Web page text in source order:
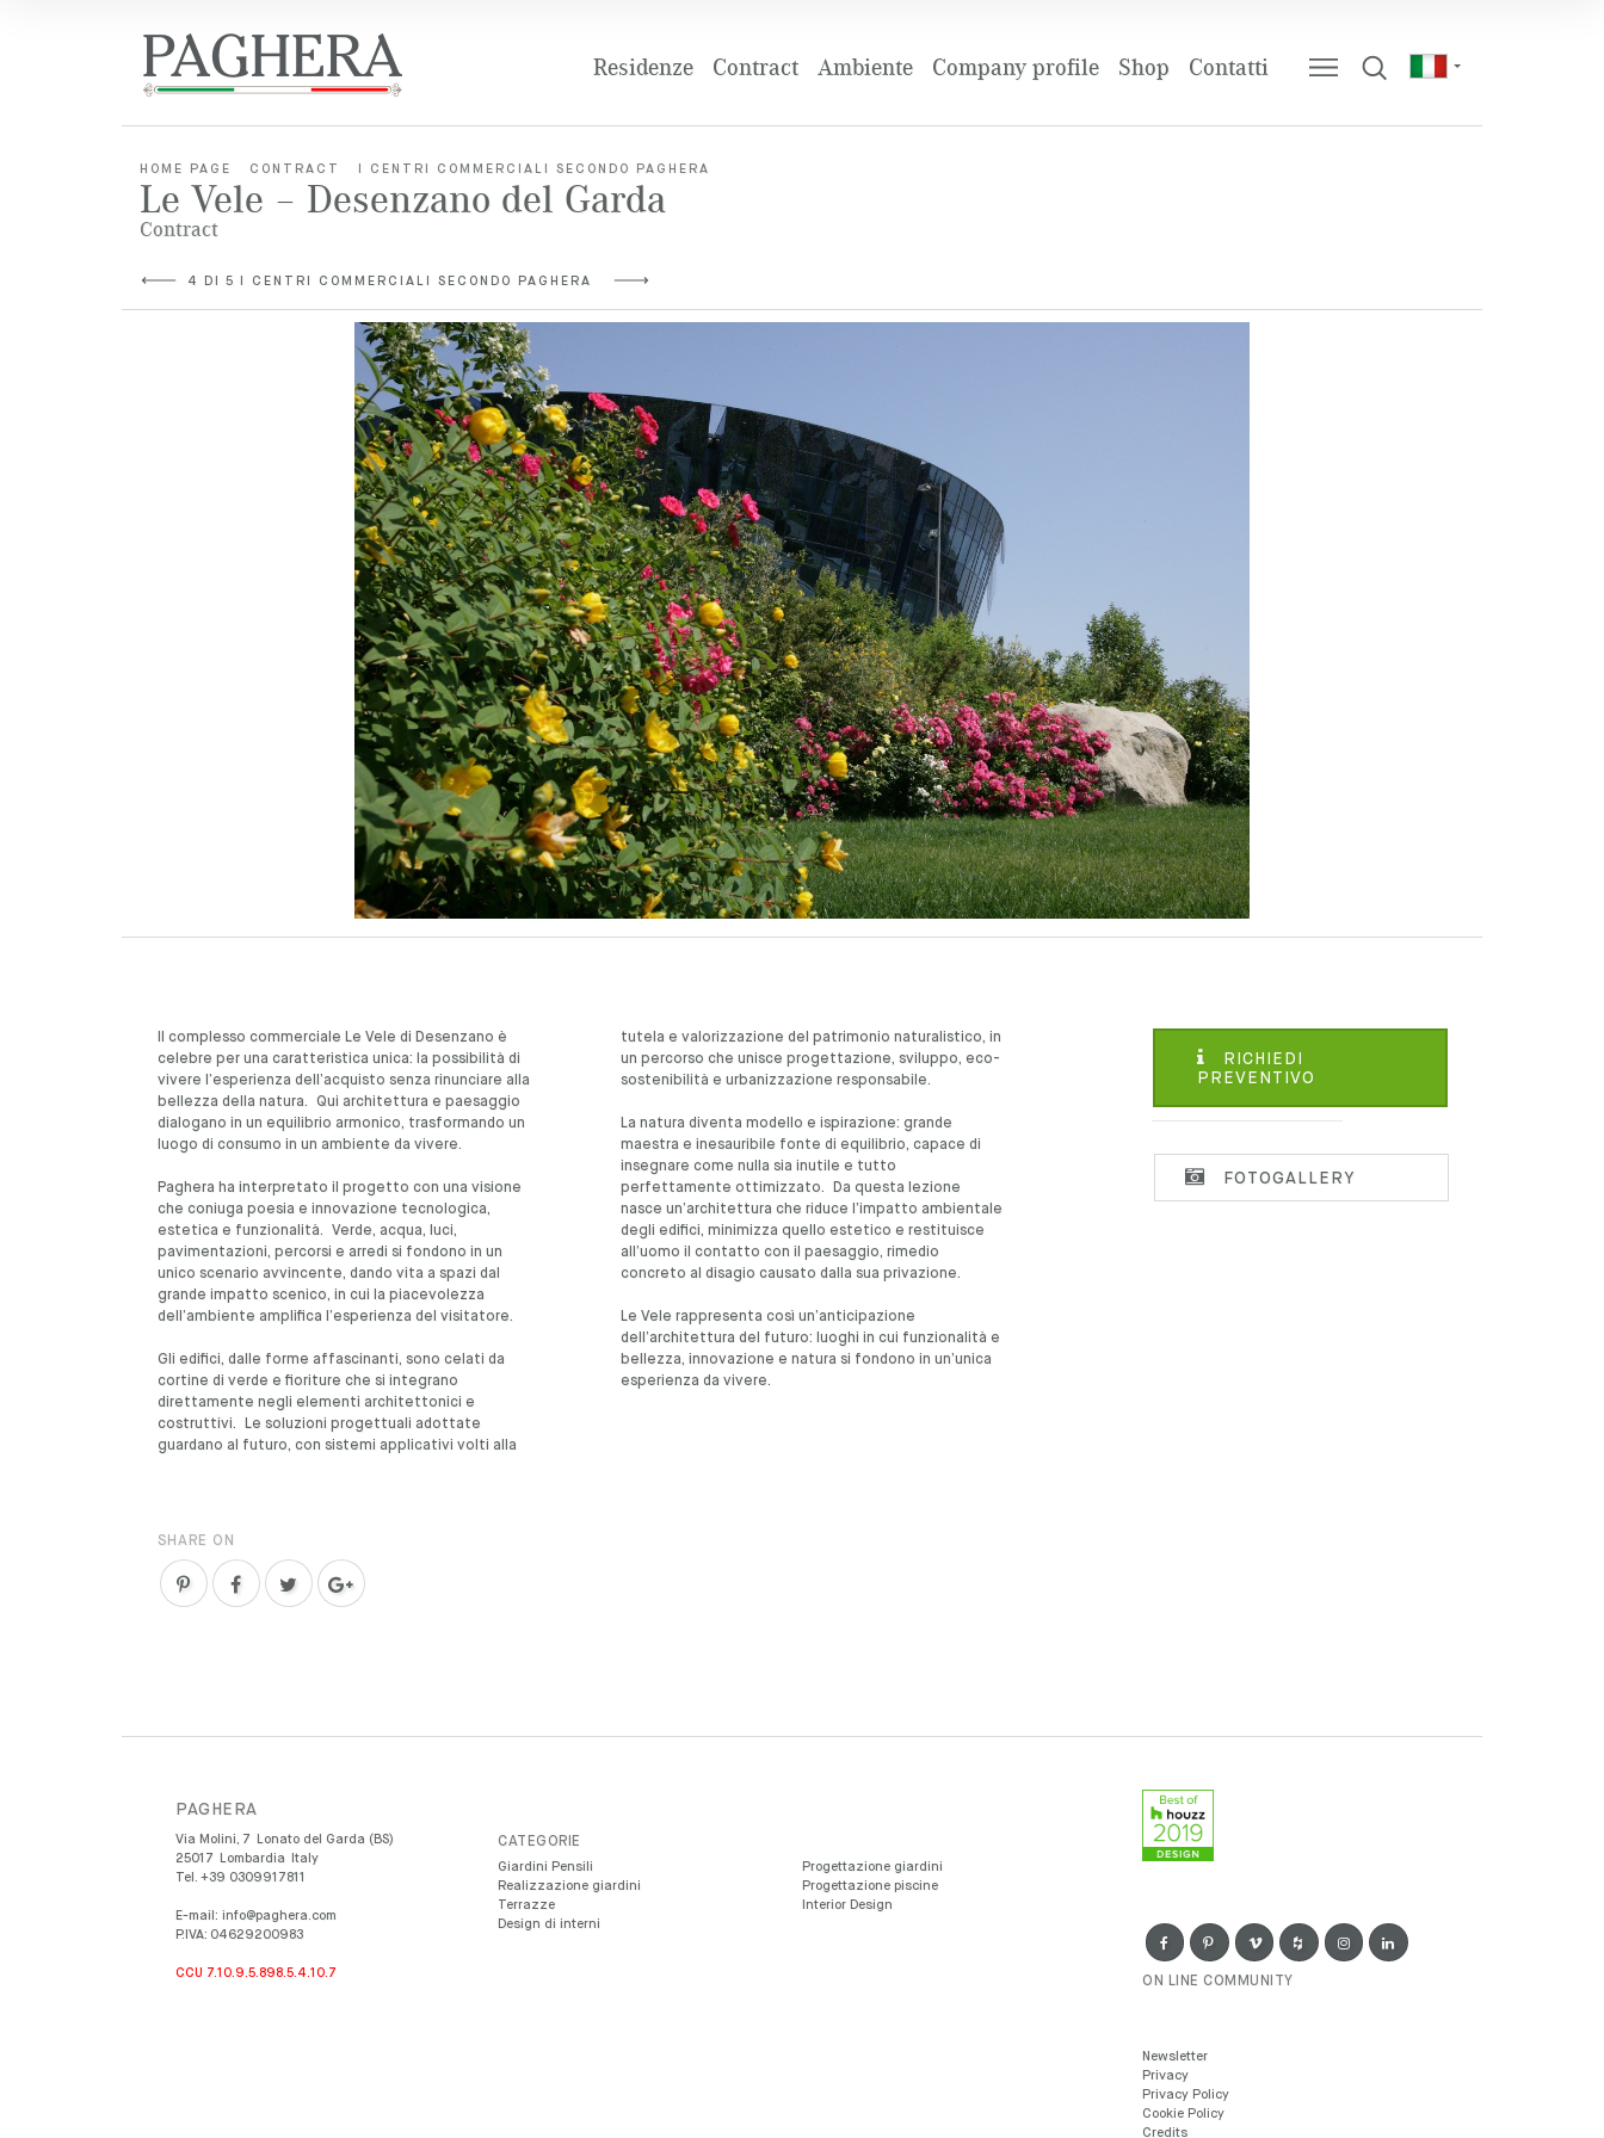
Residenze Contract Ambiente Company profile Shop Contatti
HOME PAGE CONTRACT I CENTRI COMMERCIALI SECONDO PAGHERA
Le Vele – Desenzano del Garda
Contract
4 DI 5 I CENTRI COMMERCIALI SECONDO PAGHERA
Il complesso commerciale Le Vele di Desenzano è
celebre per una caratteristica unica: la possibilità di
vivere l’esperienza dell’acquisto senza rinunciare alla
bellezza della natura. Qui architettura e paesaggio
dialogano in un equilibrio armonico, trasformando un
luogo di consumo in un ambiente da vivere.
Paghera ha interpretato il progetto con una visione
che coniuga poesia e innovazione tecnologica,
estetica e funzionalità. Verde, acqua, luci,
pavimentazioni, percorsi e arredi si fondono in un
unico scenario avvincente, dando vita a spazi dal
grande impatto scenico, in cui la piacevolezza
dell’ambiente amplifica l’esperienza del visitatore.
Gli edifici, dalle forme affascinanti, sono celati da
cortine di verde e fioriture che si integrano
direttamente negli elementi architettonici e
costruttivi. Le soluzioni progettuali adottate
guardano al futuro, con sistemi applicativi volti alla
tutela e valorizzazione del patrimonio naturalistico, in
un percorso che unisce progettazione, sviluppo, eco-
sostenibilità e urbanizzazione responsabile.
La natura diventa modello e ispirazione: grande
maestra e inesauribile fonte di equilibrio, capace di
insegnare come nulla sia inutile e tutto
perfettamente ottimizzato. Da questa lezione
nasce un’architettura che riduce l’impatto ambientale
degli edifici, minimizza quello estetico e restituisce
all’uomo il contatto con il paesaggio, rimedio
concreto al disagio causato dalla sua privazione.
Le Vele rappresenta così un’anticipazione
dell’architettura del futuro: luoghi in cui funzionalità e
bellezza, innovazione e natura si fondono in un’unica
esperienza da vivere.
RICHIEDI
PREVENTIVO
FOTOGALLERY
SHARE ON
PAGHERA
Via Molini, 7
Lonato del Garda (BS)
25017
Lombardia
Italy
Tel. +39 0309917811
E-mail: info@paghera.com
P.IVA: 04629200983
CCU 7.10.9.5.898.5.4.10.7
CATEGORIE
Giardini Pensili
Progettazione giardini
Realizzazione giardini
Progettazione piscine
Terrazze
Interior Design
Design di interni
ON LINE COMMUNITY
Newsletter
Privacy
Privacy Policy
Cookie Policy
Credits